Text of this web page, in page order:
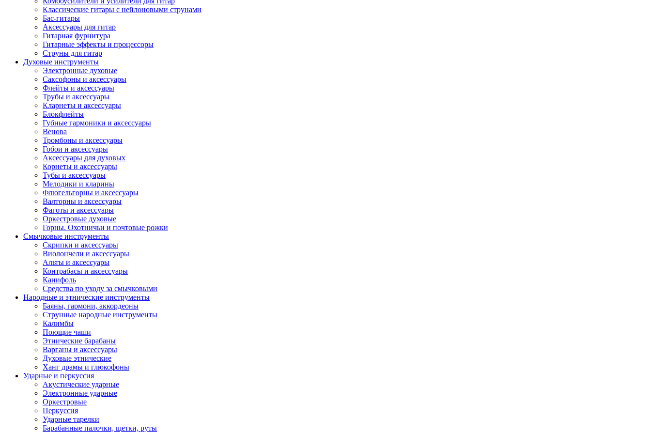
Классические гитары с нейлоновыми струнами
Бас-гитары
Аксессуары для гитар
Гитарная фурнитура
Гитарные эффекты и процессоры
Струны для гитар
Духовые инструменты
Электронные духовые
Саксофоны и аксессуары
Флейты и аксессуары
Трубы и аксессуары
Кларнеты и аксессуары
Блокфлейты
Губные гармоники и аксессуары
Венова
Тромбоны и аксессуары
Гобои и аксессуары
Аксессуары для духовых
Корнеты и аксессуары
Тубы и аксессуары
Мелодики и кларины
Флюгельгорны и аксессуары
Валторны и аксессуары
Фаготы и аксессуары
Оркестровые духовые
Горны. Охотничьи и почтовые рожки
Смычковые инструменты
Скрипки и аксессуары
Виолончели и аксессуары
Альты и аксессуары
Контрабасы и аксессуары
Канифоль
Средства по уходу за смычковыми
Народные и этнические инструменты
Баяны, гармони, аккордеоны
Струнные народные инструменты
Калимбы
Поющие чаши
Этнические барабаны
Варганы и аксессуары
Духовые этнические
Ханг драмы и глюкофоны
Ударные и перкуссия
Акустические ударные
Электронные ударные
Оркестровые
Перкуссия
Ударные тарелки
Барабанные палочки, щетки, руты